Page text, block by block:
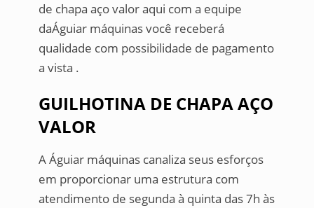
de chapa aço valor aqui com a equipe
daÁguiar máquinas você receberá
qualidade com possibilidade de pagamento
a vista .
GUILHOTINA DE CHAPA AÇO
VALOR
A Águiar máquinas canaliza seus esforços
em proporcionar uma estrutura com
atendimento de segunda à quinta das 7h às